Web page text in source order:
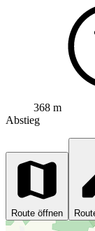
368 m
Abstieg
Route öffnen